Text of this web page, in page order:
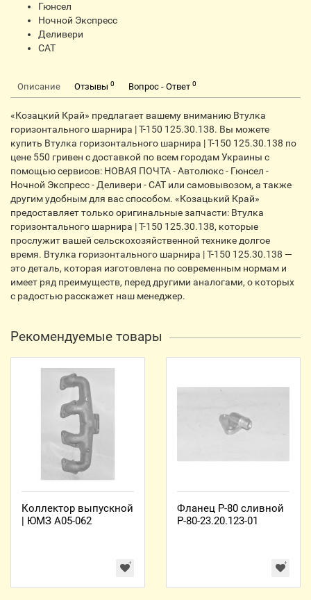
Гюнсел
Ночной Экспресс
Деливери
CАТ
Описание Отзывы 0 Вопрос - Ответ 0
«Козацкий Край» предлагает вашему вниманию Втулка
горизонтального шарнира | Т-150 125.30.138. Вы можете
купить Втулка горизонтального шарнира | Т-150 125.30.138 по
цене 550 гривен с доставкой по всем городам Украины с
помощью сервисов: НОВАЯ ПОЧТА - Автолюкс - Гюнсел -
Ночной Экспресс - Деливери - CАТ или самовывозом, а также
другим удобным для вас способом. «Козацький Край»
предоставляет только оригинальные запчасти: Втулка
горизонтального шарнира | Т-150 125.30.138, которые
прослужит вашей сельскохозяйственной технике долгое
время. Втулка горизонтального шарнира | Т-150 125.30.138 —
это деталь, которая изготовлена по современным нормам и
имеет ряд преимуществ, перед другими аналогами, о которых
с радостью расскажет наш менеджер.
Рекомендуемые товары
Коллектор выпускной
| ЮМЗ А05-062
Фланец Р-80 сливной
Р-80-23.20.123-01